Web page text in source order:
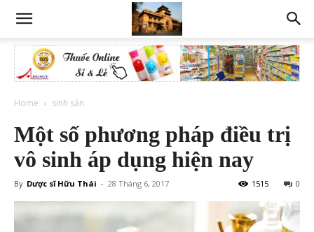
Home sinh sản
Một số phương pháp điều trị
vô sinh áp dụng hiện nay
By Dược sĩ Hữu Thái - 28 Tháng 6, 2017 0
1515